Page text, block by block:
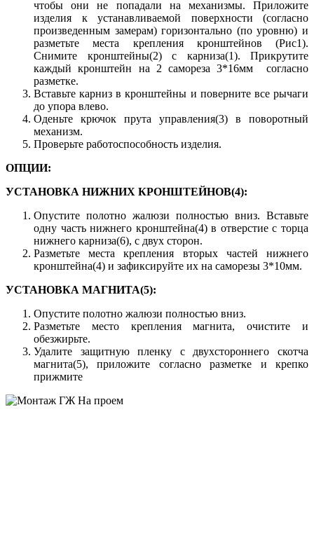
чтобы они не попадали на механизмы. Приложите
изделия к устанавливаемой поверхности (согласно
произведенным замерам) горизонтально (по уровню) и
разметьте места крепления кронштейнов (Рис1).
Снимите кронштейны(2) с карниза(1). Прикрутите
каждый кронштейн на 2 самореза 3*16мм согласно
разметке.
Вставьте карниз в кронштейны и поверните все рычаги
до упора влево.
Оденьте крючок прута управления(3) в поворотный
механизм.
Проверьте работоспособность изделия.
ОПЦИИ:
УСТАНОВКА НИЖНИХ КРОНШТЕЙНОВ(4):
Опустите полотно жалюзи полностью вниз. Вставьте
одну часть нижнего кронштейна(4) в отверстие с торца
нижнего карниза(6), с двух сторон.
Разметьте места крепления вторых частей нижнего
кронштейна(4) и зафиксируйте их на саморезы 3*10мм.
УСТАНОВКА МАГНИТА(5):
Опустите полотно жалюзи полностью вниз.
Разметьте место крепления магнита, очистите и
обезжирьте.
Удалите защитную пленку с двухстороннего скотча
магнита(5), приложите согласно разметке и крепко
прижмите